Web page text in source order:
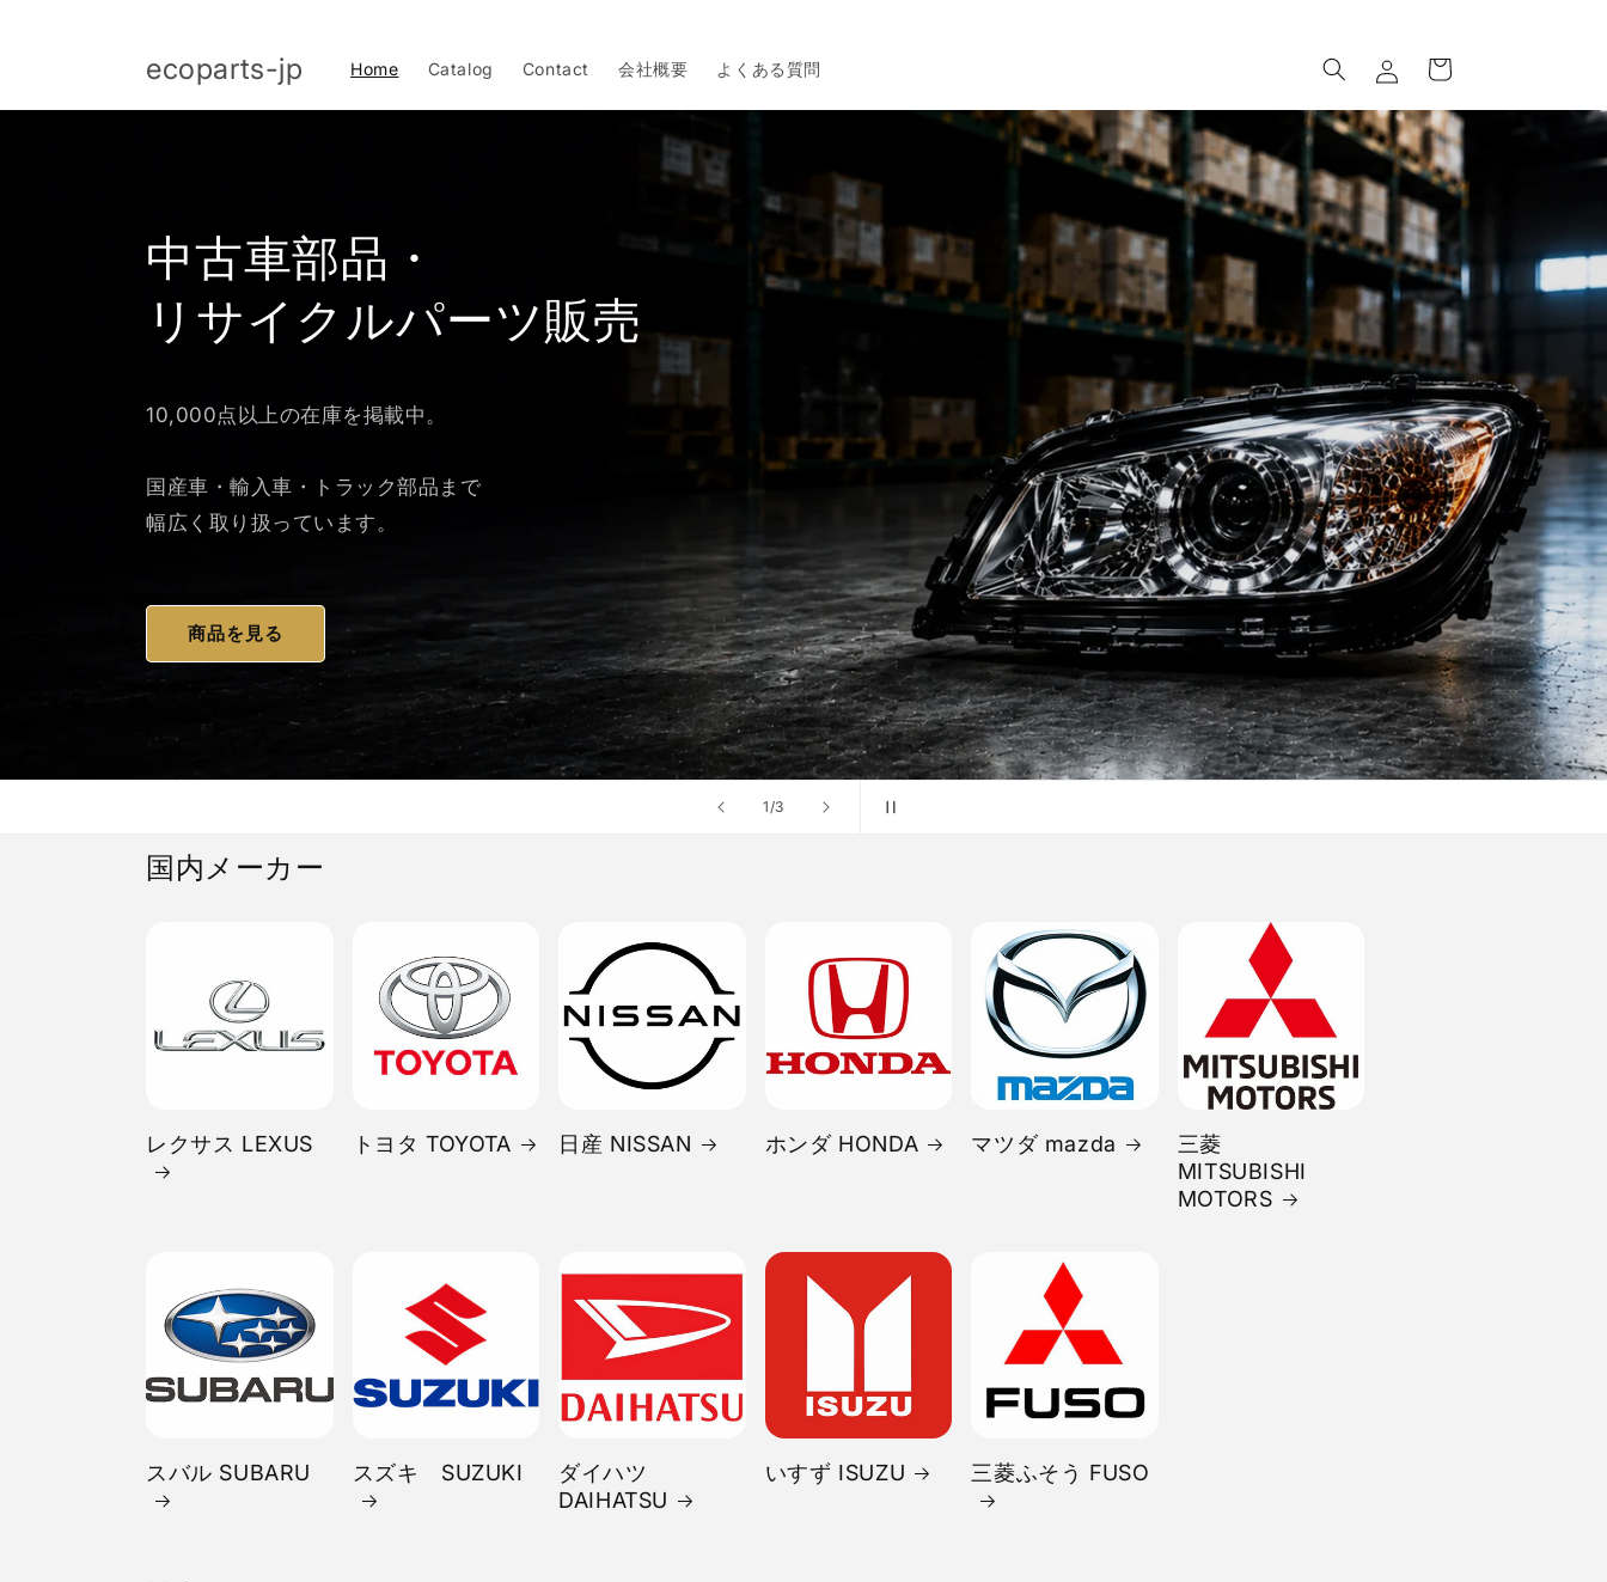
ecoparts-jp Home Catalog Contact 会社概要 よくある質問
イ
ン
ー
1/の
3
中古車部品・
リサイクルパーツ販売
10,000点以上の在庫を掲載中。
国産車・輸入車・トラック部品まで
幅広く取り扱っています。
商品を見る
国内メーカー
レクサス LEXUS トヨタ TOYOTA 日産 NISSAN ホンダ HONDA マツダ mazda
三菱
MITSUBISHI
MOTORS
スバル SUBARU スズキ SUZUKI
ダイハツ
DAIHATSU
いすず ISUZU 三菱ふそう FUSO